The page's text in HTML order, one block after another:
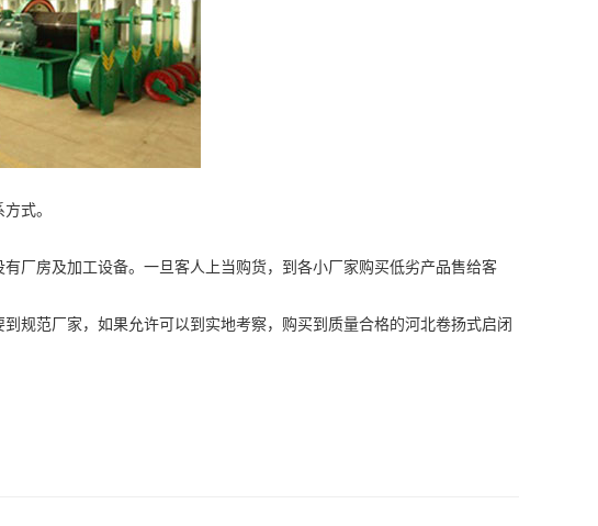
式。
房及加工设备。一旦客人上当购货，到各小厂家购买低劣产品售给客
范厂家，如果允许可以到实地考察，购买到质量合格的河北卷扬式启闭